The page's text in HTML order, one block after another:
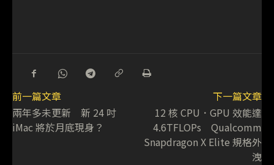
前一篇文章
兩年多未更新 新 24 吋
iMac 將於月底現身？
下一篇文章
12 核 CPU．GPU 效能達
4.6TFLOPs Qualcomm
Snapdragon X Elite 規格外
洩